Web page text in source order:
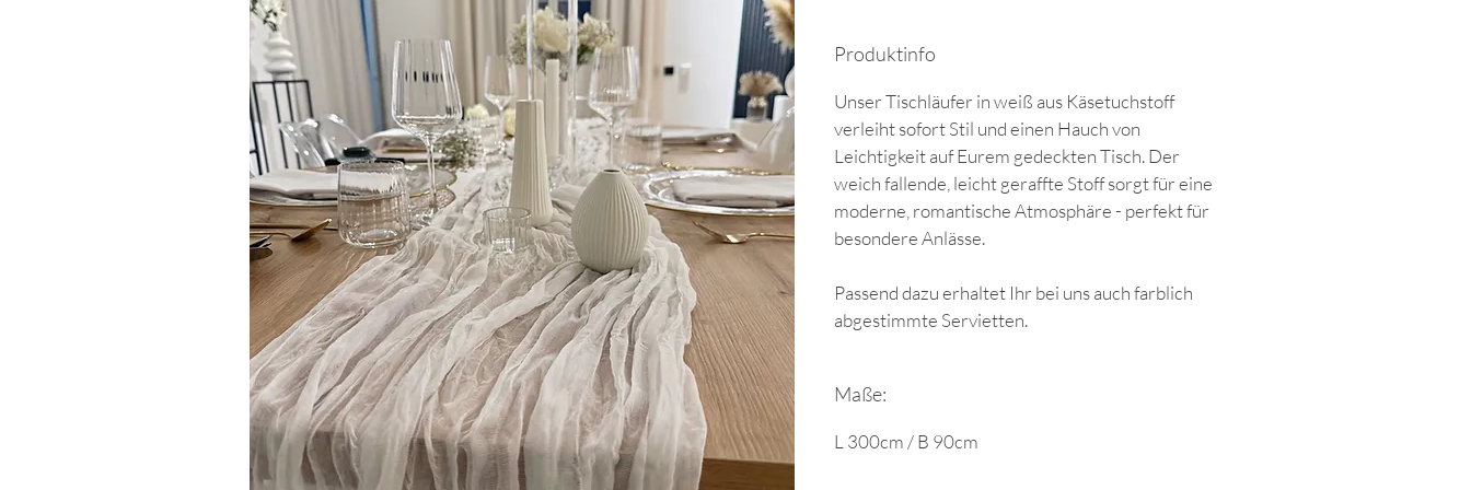
Produktinfo
Unser Tischläufer in weiß aus Käsetuchstoff
verleiht sofort Stil und einen Hauch von
Leichtigkeit auf Eurem gedeckten Tisch. Der
weich fallende, leicht geraffte Stoff sorgt für eine
moderne, romantische Atmosphäre - perfekt für
besondere Anlässe.
Passend dazu erhaltet Ihr bei uns auch farblich
abgestimmte Servietten.
Maße:
L 300cm / B 90cm